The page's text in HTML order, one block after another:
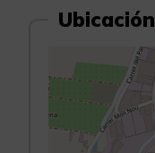
Ubicación